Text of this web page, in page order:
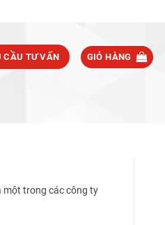
CẦU TƯ VẤN GIỎ HÀNG
một trong các công ty